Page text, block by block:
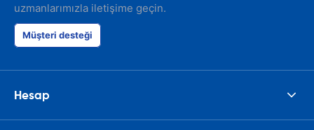
uzmanlarımızla iletişime geçin.
Müşteri desteği
Hesap